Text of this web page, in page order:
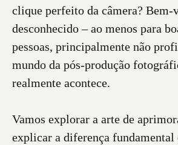
clique perfeito da câmera? Bem-
desconhecido – ao menos para
pessoas, principalmente não
mundo da pós-produção
realmente acontece.
Vamos explorar a arte de
explicar a diferença fundamental